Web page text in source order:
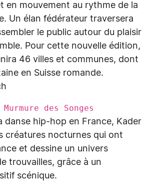
en mouvement au rythme de la
Un élan fédérateur traversera
le public autour du plaisir
Pour cette nouvelle édition,
46 villes et communes, dont
en Suisse romande.
des Songes
danse hip-hop en France, Kader
créatures nocturnes qui ont
et dessine un univers
trouvailles, grâce à un
scénique.